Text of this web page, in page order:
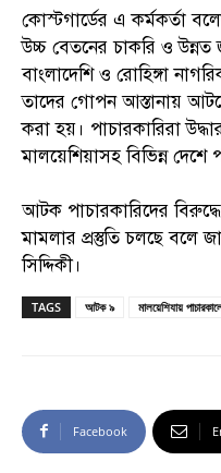
কোস্টগার্ডের এ কর্মকর্তা
উচ্চ বেতনের চাকরি ও উন্নত
বাংলাদেশি ও রোহিঙ্গা
তাদের গোপন আস্তানায়
করা হয়। পাচারকারিরা
মালয়েশিয়াসহ বিভিন্ন দেশে
আটক পাচারকারিদের
মামলার প্রস্তুতি চলছে বলে
সিদ্দিকী।
TAGS আটক ৯ মালয়েশিযায়
Facebook